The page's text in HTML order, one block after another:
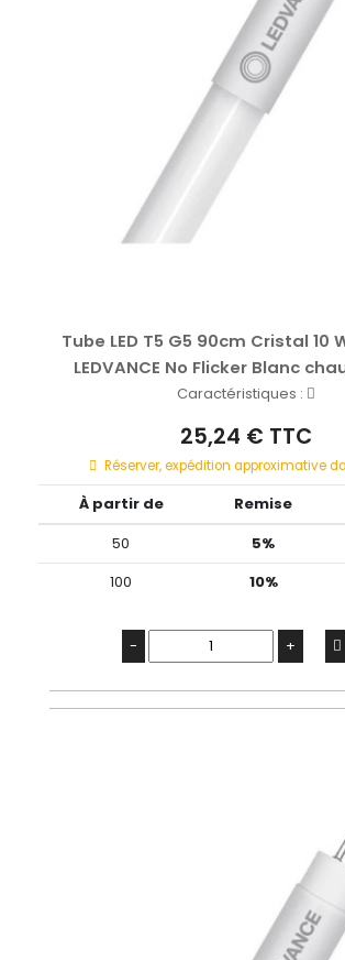
Tube LED T5 G5 90cm Cristal 10
LEDVANCE No Flicker Blanc
Caractéristiques :
25,24 € TTC
Réserver, expédition approximative
À partir de Remise
50
5%
100
10%
- +